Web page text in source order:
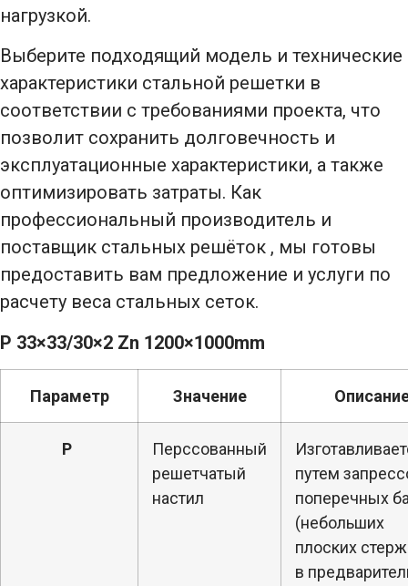
нагрузкой.
Выберите подходящий модель и технические
характеристики стальной решетки в
соответствии с требованиями проекта, что
позволит сохранить долговечность и
эксплуатационные характеристики, а также
оптимизировать затраты. Как
профессиональный производитель и
поставщик стальных решёток , мы готовы
предоставить вам предложение и услуги по
расчету веса стальных сеток.
P 33×33/30×2 Zn 1200×1000mm
Параметр Значение
P
Перссованный
решетчатый
настил
путем
поперечных
(небольших
плоских
в